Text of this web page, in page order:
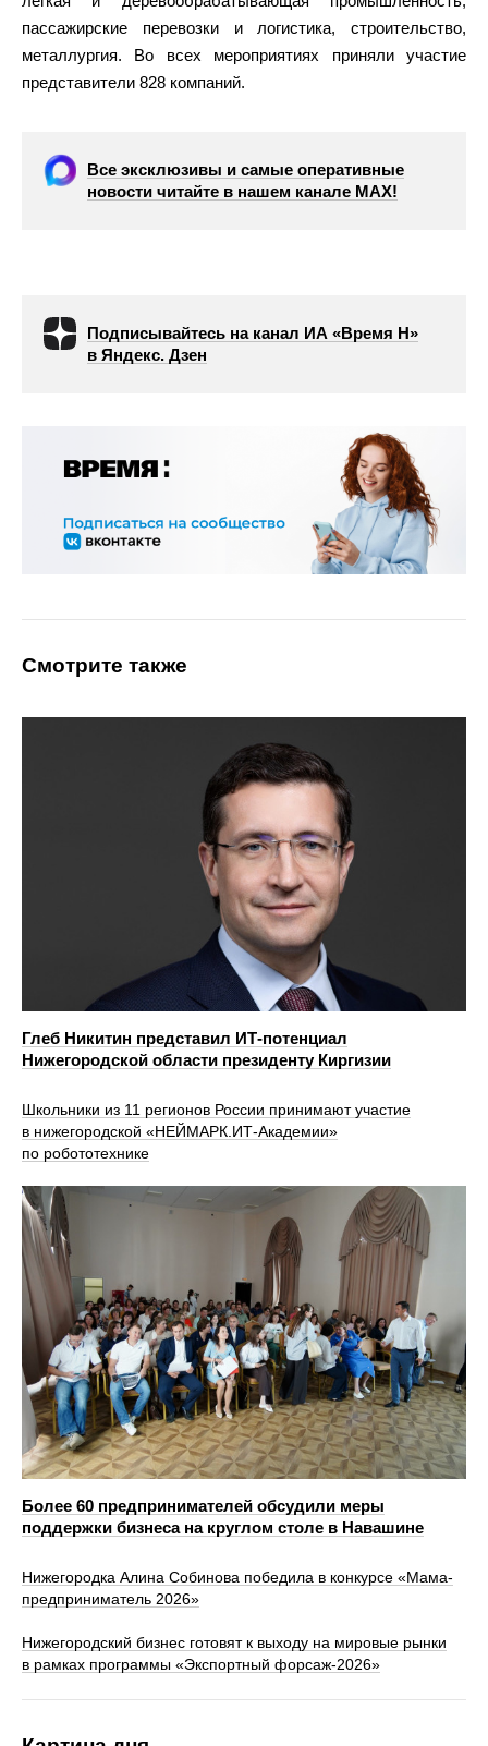
пассажирские перевозки и логистика, строительство,
металлургия. Во всех мероприятиях приняли участие
представители 828 компаний.
Все эксклюзивы и самые оперативные
новости читайте в нашем канале МАХ!
Подписывайтесь на канал ИА «Время Н»
в Яндекс. Дзен
Смотрите также
Глеб Никитин представил ИТ-потенциал
Нижегородской области президенту Киргизии
Школьники из 11 регионов России принимают участие
в нижегородской «НЕЙМАРК.ИТ-Академии»
по робототехнике
Более 60 предпринимателей обсудили меры
поддержки бизнеса на круглом столе в Навашине
Нижегородка Алина Собинова победила в конкурсе «Мама-
предприниматель 2026»
Нижегородский бизнес готовят к выходу на мировые рынки
в рамках программы «Экспортный форсаж-2026»